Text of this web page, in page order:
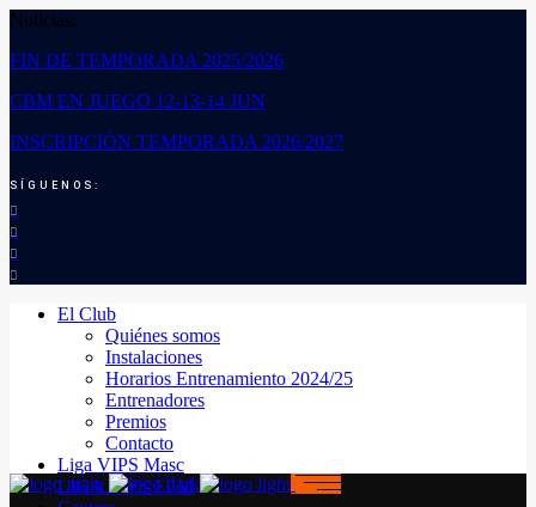
Noticias:
FIN DE TEMPORADA 2025/2026
CBM EN JUEGO 12-13-14 JUN
INSCRIPCIÓN TEMPORADA 2026/2027
SÍGUENOS:
El Club
Quiénes somos
Instalaciones
Horarios Entrenamiento 2024/25
Entrenadores
Premios
Contacto
Liga VIPS Masc
LIGA VIPS FEM